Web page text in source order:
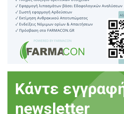
Κάντε
newsletter